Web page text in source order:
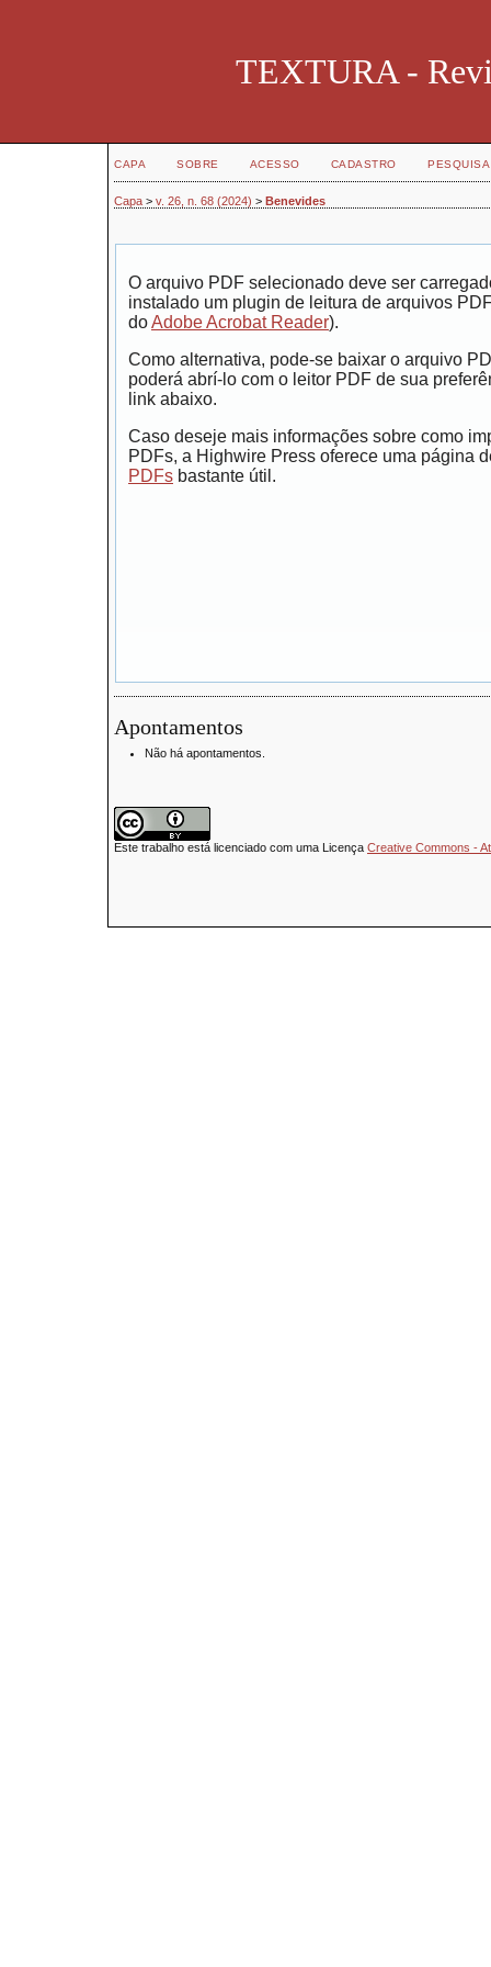
TEXTURA -
CAPA SOBRE ACESSO CADASTRO PESQUISA
Capa > v. 26, n. 68 (2024) > Benevides
O arquivo PDF selecionado deve ser
instalado um plugin de leitura de arquivos
doAdobe Acrobat Reader).
Como alternativa, pode-se baixar o arquivo
poderá abrí-lo com o leitor PDF de sua
link abaixo.
Caso deseje mais informações sobre como
PDFs, a Highwire Press oferece uma página
PDFs bastante útil.
Apontamentos
Não há apontamentos.
Este trabalho está licenciado com uma Licença Creative Commons -